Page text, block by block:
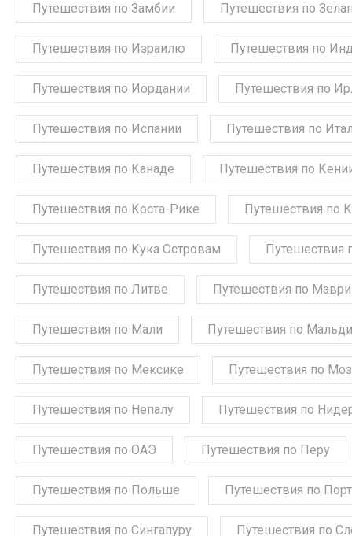
Путешествия по Замбии Путешествия по
Путешествия по Израилю Путешествия по
Путешествия по Иордании Путешествия по
Путешествия по Испании Путешествия по
Путешествия по Канаде Путешествия по
Путешествия по Коста-Рике Путешествия по
Путешествия по Кука Островам Путешествия
Путешествия по Литве Путешествия по
Путешествия по Мали Путешествия по
Путешествия по Мексике Путешествия по
Путешествия по Непалу Путешествия по
Путешествия по ОАЭ Путешествия по Перу
Путешествия по Польше Путешествия по
Путешествия по Сингапуру Путешествия по